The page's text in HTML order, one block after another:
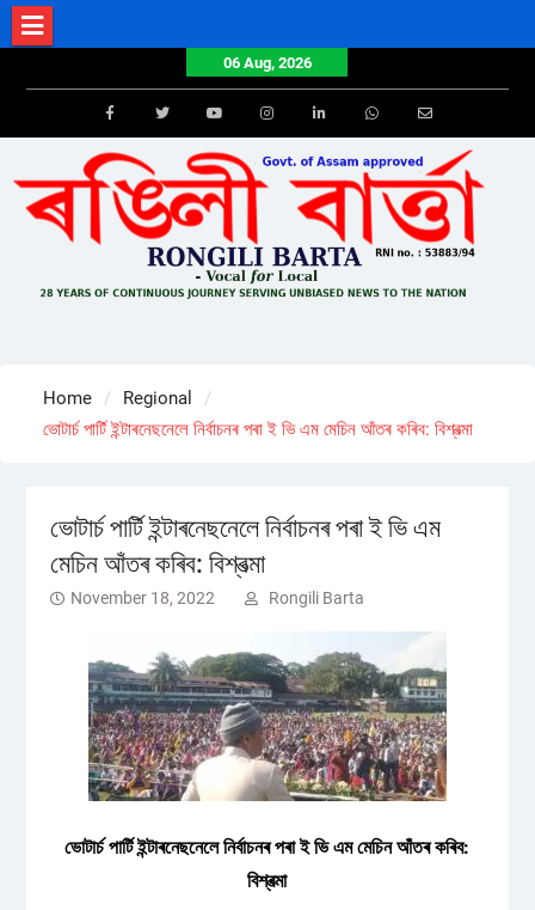
Skip
to
06 Aug, 2026
FacebookTwitterYoutube Email
Home
Regional
ভোটাৰ্চ পাৰ্টি ইন্টাৰনেছনেলে নিৰ্বাচনৰ পৰা ই ভি এম মেচিন আঁতৰ কৰিব: বিশ্বত্মা
ভোটাৰ্চ পাৰ্টি ইন্টাৰনেছনেলে নিৰ্বাচনৰ পৰা ই ভি এম
মেচিন আঁতৰ কৰিব: বিশ্বত্মা
November 18, 2022 Rongili Barta
ভোটাৰ্চ পাৰ্টি ইন্টাৰনেছনেলে নিৰ্বাচনৰ পৰা ই ভি এম মেচিন আঁতৰ কৰিব:
বিশ্বত্মা